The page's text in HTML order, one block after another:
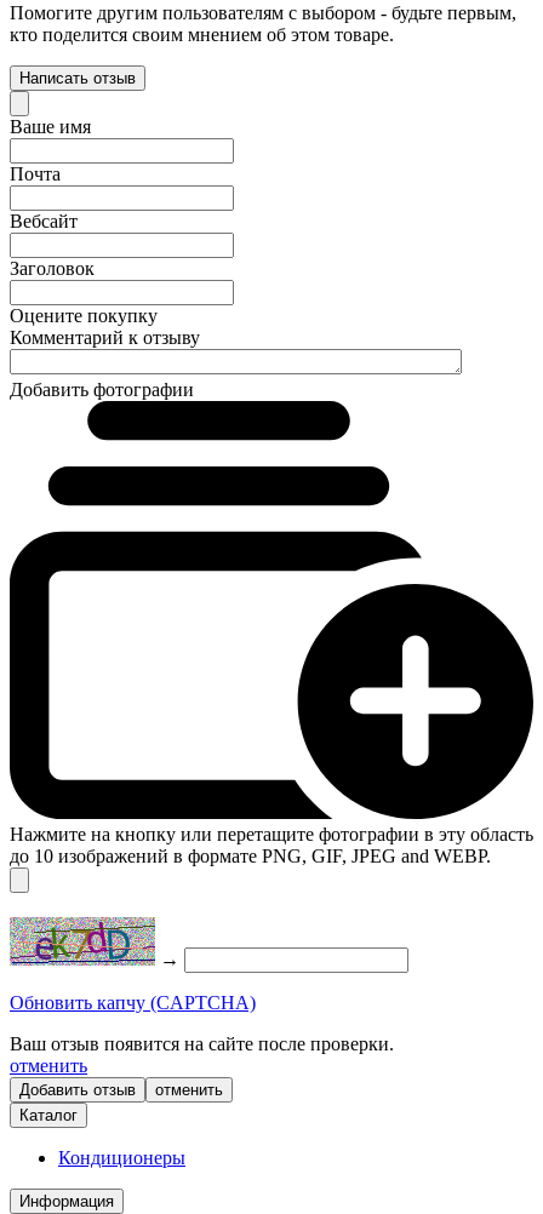
Помогите другим пользователям с выбором - будьте первым,
кто поделится своим мнением об этом товаре.
Написать отзыв
Ваше имя
Почта
Вебсайт
Заголовок
Оцените покупку
Комментарий к отзыву
Добавить фотографии
Нажмите на кнопку или перетащите фотографии в эту область
до 10 изображений в формате PNG, GIF, JPEG and WEBP.
→
Обновить капчу (CAPTCHA)
Ваш отзыв появится на сайте после проверки.
отменить
отменить
Каталог
Кондиционеры
Информация